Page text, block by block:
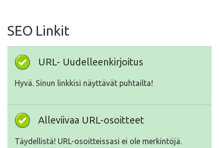
SEO Linkit
URL- Uudelleenkirjoitus
Hyvä. Sinun linkkisi näyttävät puhtailta!
Alleviivaa URL-osoitteet
Täydellistä! URL-osoitteissasi ei ole merkintöjä.